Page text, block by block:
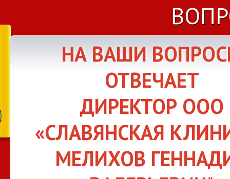
НА ВАШИ
ОТВЕЧАЕТ
ДИРЕКТОР ООО
«СЛАВЯНСКАЯ
МЕЛИХОВ